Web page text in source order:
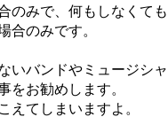
のみで、何もしなくて
合のみです。
いバンドやミュージシ
をお勧めします。
えてしまいますよ。